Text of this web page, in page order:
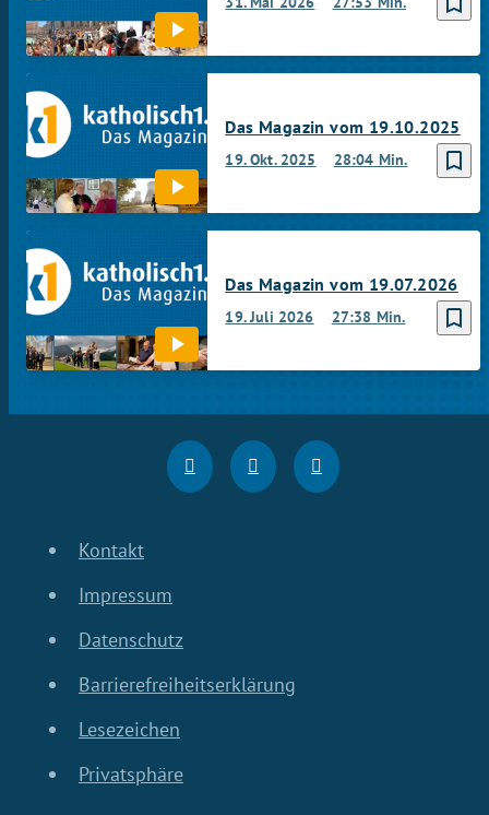
bookmark_border
19. Okt. 2025 28:04 Min.
Das Magazin vom 19.10.2025
bookmark_border
19. Juli 2026 27:38 Min.
Das Magazin vom 19.07.2026
Kontakt
Impressum
Datenschutz
Barrierefreiheitserklärung
Lesezeichen
Privatsphäre